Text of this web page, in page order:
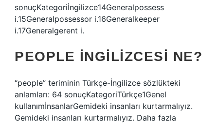
sonuçKategoriİngilizce14Generalpossess
i.15Generalpossessor i.16Generalkeeper
i.17Generalgerent i.
PEOPLE INGILIZCESI NE?
“people” teriminin Türkçe-İngilizce sözlükteki
anlamları: 64 sonuçKategoriTürkçe1Genel
kullanımİnsanlarGemideki insanları kurtarmalıyız.
Gemideki insanları kurtarmalıyız. Daha fazla